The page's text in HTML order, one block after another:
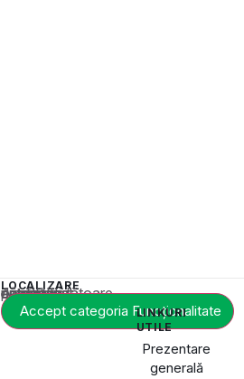
LOCALIZARE
Acest conținut este blocat până când acceptați categoria corespunzătoare de cookie-uri.
Accept categoria Funcționalitate
LINKURI
UTILE
Prezentare
generală